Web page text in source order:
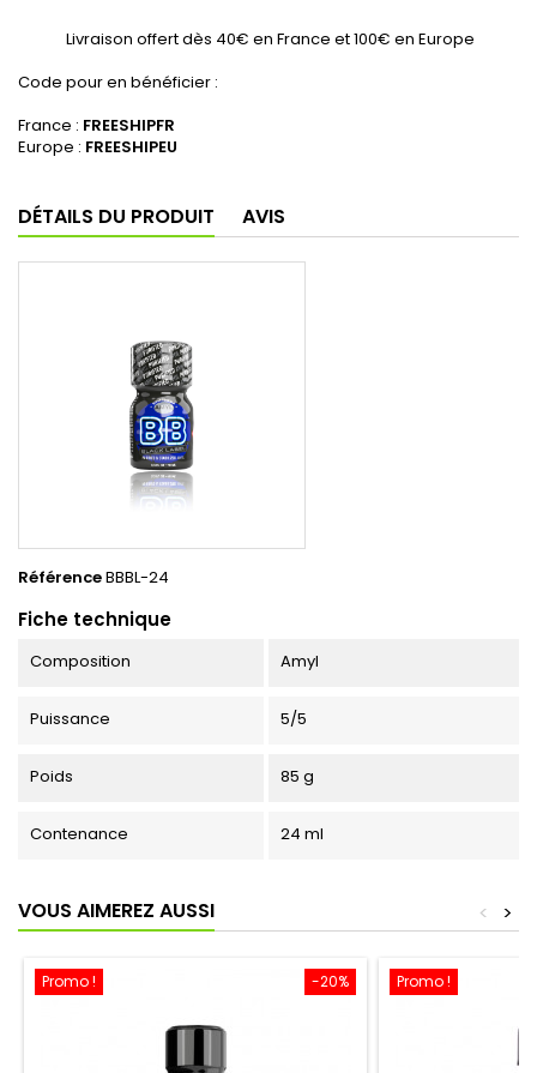
Livraison offert dès 40€ en France et 100€ en Europe
Code pour en bénéficier :
France : FREESHIPFR
Europe : FREESHIPEU
DÉTAILS DU PRODUIT AVIS
RéférenceBBBL-24
Fiche technique
Composition Amyl
Puissance 5/5
Poids 85 g
Contenance 24 ml
VOUS AIMEREZ AUSSI >
<
-20%
Promo ! Promo !